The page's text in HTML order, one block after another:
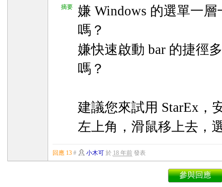
摘要
嫌 Windows 的選單一
嗎？
嫌快速啟動 bar 的捷徑
嗎？
建議您來試用 StarEx，
左上角，滑鼠移上去，
回應 13 # 小木可於 18 年前發表
參與回應